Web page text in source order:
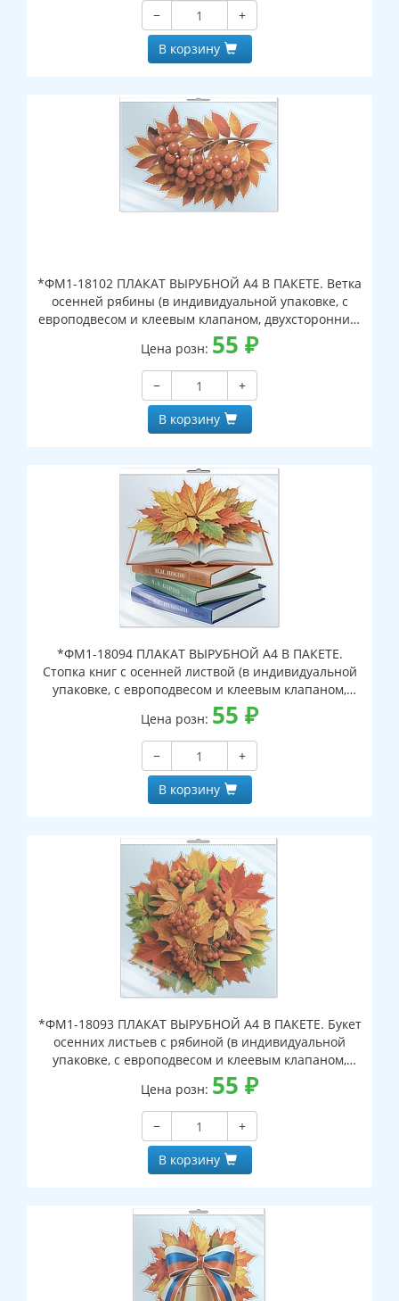
−
+
В корзину
*ФМ1-18102 ПЛАКАТ ВЫРУБНОЙ А4 В ПАКЕТЕ. Ветка
осенней рябины (в индивидуальной упаковке, с
европодвесом и клеевым клапаном, двухсторонний,
ВД-лак)
Цена розн: 55 ₽
−
+
В корзину
*ФМ1-18094 ПЛАКАТ ВЫРУБНОЙ А4 В ПАКЕТЕ.
Стопка книг с осенней листвой (в индивидуальной
упаковке, с европодвесом и клеевым клапаном,
двухсторонний, ВД-лак)
Цена розн: 55 ₽
−
+
В корзину
*ФМ1-18093 ПЛАКАТ ВЫРУБНОЙ А4 В ПАКЕТЕ. Букет
осенних листьев с рябиной (в индивидуальной
упаковке, с европодвесом и клеевым клапаном,
двухсторонний, ВД-лак)
Цена розн: 55 ₽
−
+
В корзину